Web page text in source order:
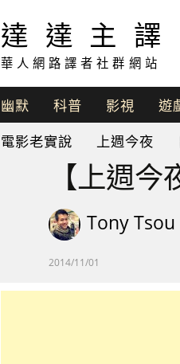
達達主譯
華人網路譯者社群網站
幽默
脫
口
科普 影視 遊
電影老實說 上週今夜
【上週
Tony Tsou
2014/11/01